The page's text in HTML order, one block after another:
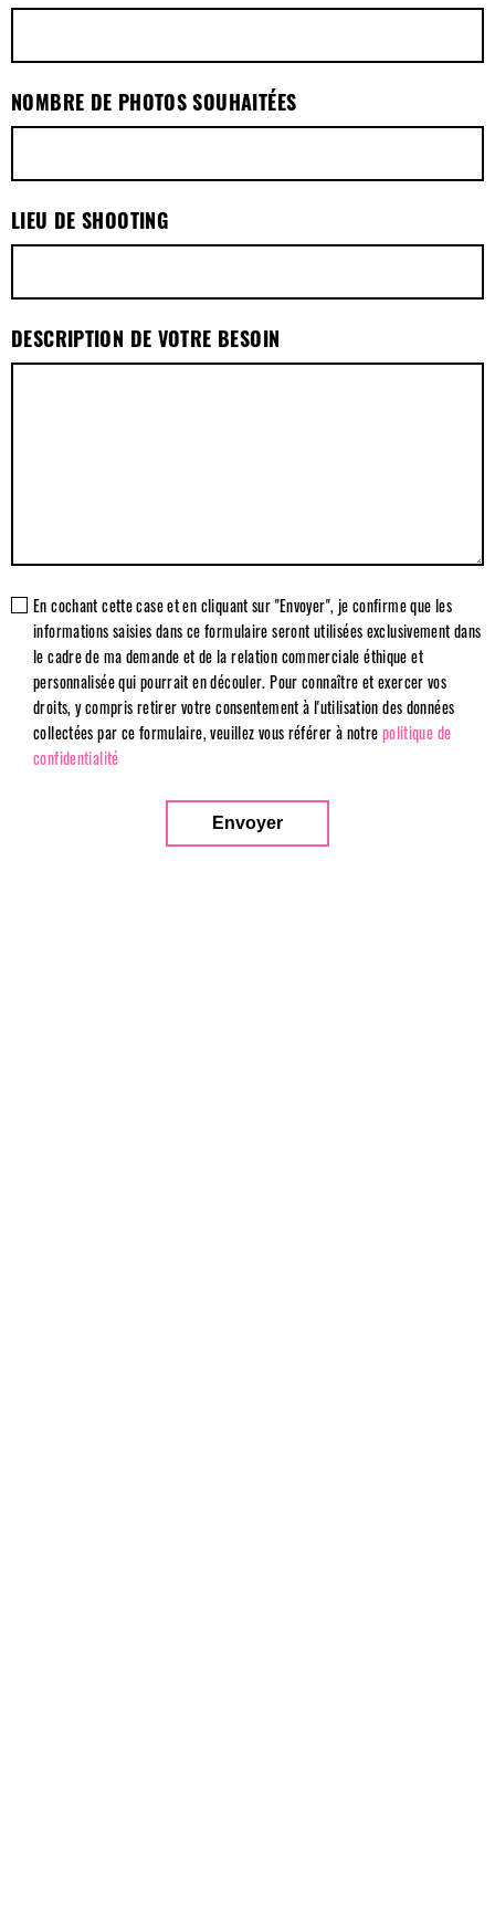
NOMBRE DE PHOTOS SOUHAITÉES
LIEU DE SHOOTING
DESCRIPTION DE VOTRE BESOIN
En cochant cette case et en cliquant sur "Envoyer", je confirme que les
informations saisies dans ce formulaire seront utilisées exclusivement dans
le cadre de ma demande et de la relation commerciale éthique et
personnalisée qui pourrait en découler. Pour connaître et exercer vos
droits, y compris retirer votre consentement à l'utilisation des données
collectées par ce formulaire, veuillez vous référer à notrepolitique de
confidentialité
Envoyer